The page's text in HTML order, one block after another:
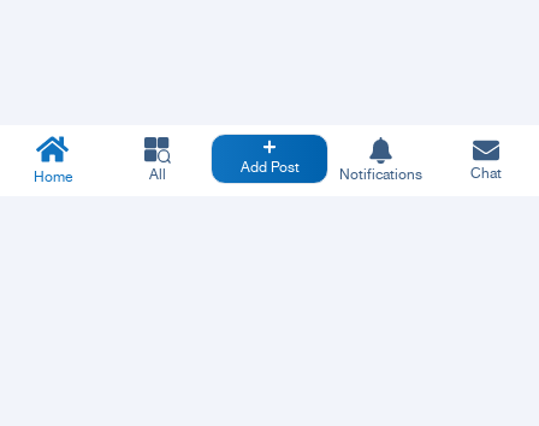
Home All Add Post Notifications Chat